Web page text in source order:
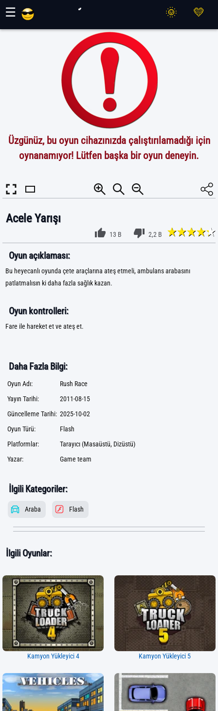
☰
Üzgünüz, bu oyun cihazınızda çalıştırılamadığı için
oynanamıyor! Lütfen başka bir oyun deneyin.
Acele Yarışı
13 B 2,2 B
Oyun açıklaması:
Bu heyecanlı oyunda çete araçlarına ateş etmeli, ambulans arabasını
patlatmalısın ki daha fazla sağlık kazan.
Oyun kontrolleri:
Fare ile hareket et ve ateş et.
Daha Fazla Bilgi:
Oyun Adı:
Rush Race
Yayın Tarihi:
2011-08-15
Güncelleme Tarihi: 2025-10-02
Oyun Türü:
Flash
Platformlar:
Tarayıcı (Masaüstü, Dizüstü)
Yazar:
Game team
İlgili Kategoriler:
Araba Flash
İlgili Oyunlar:
Kamyon Yükleyici 4 Kamyon Yükleyici 5